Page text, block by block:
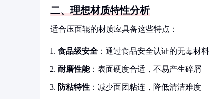
二、理想材质特性分析
适合压面辊的材质应具备这些特点：
食品级安全 ：通过食品安全认证的无毒材料
耐磨性能：表面硬度合适，不易产生碎屑
防粘特性 ：减少面团粘连，降低清洁难度